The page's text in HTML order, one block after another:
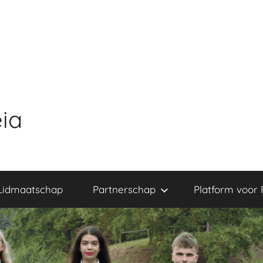
Partnerschap Platform voor